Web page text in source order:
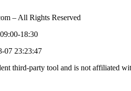
– All Rights Reserved
18:30
07 23:23:47
third-party tool and is not affiliated